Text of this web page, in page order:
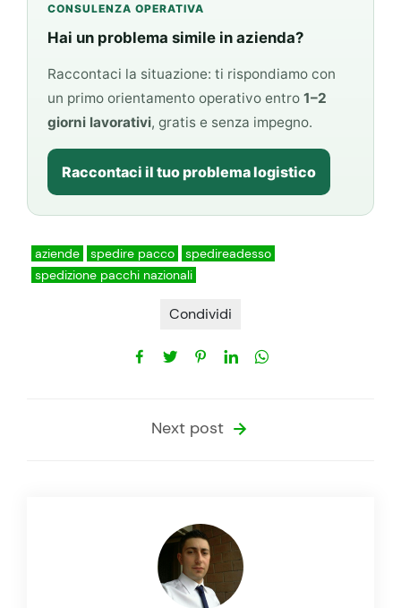
CONSULENZA OPERATIVA
Hai un problema simile in azienda?
Raccontaci la situazione: ti rispondiamo con
un primo orientamento operativo entro1–2
giorni lavorativi, gratis e senza impegno.
Raccontaci il tuo problema logistico
aziende spedire pacco
spedireadesso
spedizione pacchi nazionali
Condividi
Next post